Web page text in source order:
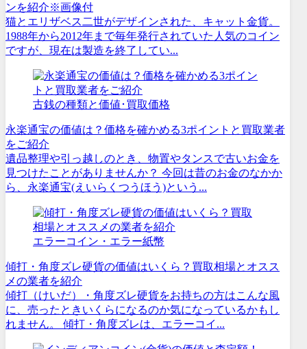
ンを紹介※画像付
猫とエリザベス二世がデザインされた、キャット金貨。
1988年から2012年まで毎年発行されていた人気のコイン
ですが、現在は製造を終了してい...
古銭の種類と価値･買取価格
永楽通宝の価値は？価格を確かめる3ポイントと買取業者
をご紹介
遺品整理や引っ越しのとき、物置やタンスで古いお金を
見つけたことがありませんか？ 今回は昔のお金のなかか
ら、永楽通宝(えいらくつうほう)という...
エラーコイン・エラー紙幣
傾打・角度ズレ硬貨の価値はいくら？買取相場とオスス
メの業者を紹介
傾打（けいだ）・角度ズレ硬貨をお持ちの方はこんな風
に、売ったときいくらになるのか気になっているかもし
れません。 傾打・角度ズレは、エラーコイ...